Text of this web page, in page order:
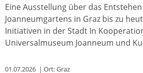
Eine Ausstellung über das
Joanneumgartens in Graz bis zu
Initiativen in der Stadt In
Universalmuseum Joanneum und
01.07.2026 | Ort: Graz